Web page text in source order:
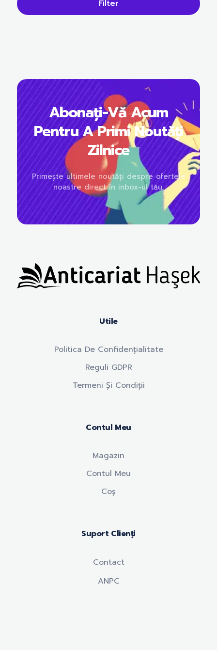
Filter
Abonați-Vă Acum
Pentru A Primi Noutăți
Zilnice
Primește ultimele noutăți despre ofertele
noastre direct în inbox-ul tău.
Utile
Politica De Confidențialitate
Reguli GDPR
Termeni Și Condiții
Contul Meu
Magazin
Contul Meu
Coș
Suport Clienți
Contact
ANPC